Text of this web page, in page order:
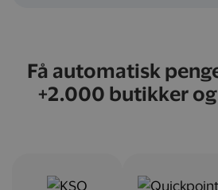
Få automatisk
+2.000 butikker